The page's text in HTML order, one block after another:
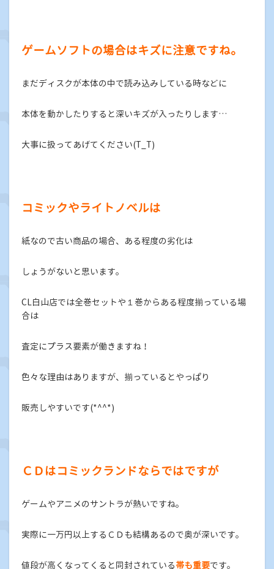
ゲームソフトの場合はキズに注意ですね。
まだディスクが本体の中で読み込みしている時などに
本体を動かしたりすると深いキズが入ったりします…
大事に扱ってあげてください(T_T)
コミックやライトノベルは
紙なので古い商品の場合、ある程度の劣化は
しょうがないと思います。
CL白山店では全巻セットや１巻からある程度揃っている場
合は
査定にプラス要素が働きますね！
色々な理由はありますが、揃っているとやっぱり
販売しやすいです(*^^*)
ＣＤはコミックランドならではですが
ゲームやアニメのサントラが熱いですね。
実際に一万円以上するＣＤも結構あるので奥が深いです。
値段が高くなってくると同封されている帯も重要です。